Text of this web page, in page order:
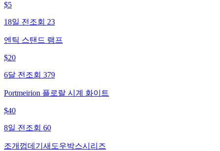
$5
18일 전 조회 23
엔틱 스탠드 램프
$20
6달 전 조회 379
Portmeirion 플로랄 시계 화이트
$40
8일 전 조회 60
조개껍데기새도우박스시리즈